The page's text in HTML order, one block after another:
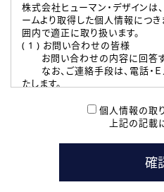
株式会社ヒューマン・デザイン
ームより取得した個人情報につ
囲内で適正に取り扱います。
( 1 ) お問い合わせの皆様
お問い合わせの内容に回答す
なお、ご連絡手段は、電話・
たします。
本登録に関するご連絡および
たします。
( 3 ) スタッフ派遣を検討されて
お問い合わせの内容に回答す
なお、ご連絡手段は、電話・Ｅ
個人情報の取
上記の記載